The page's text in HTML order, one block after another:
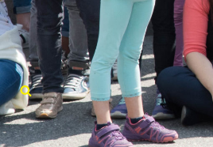
Aller
au
contenu